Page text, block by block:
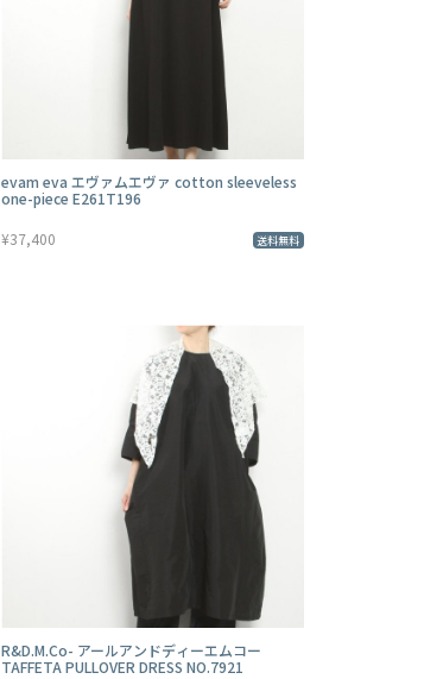
evam eva エヴァムエヴァ cotton sleeveless
one-piece E261T196
¥37,400 送料無料
R&D.M.Co- アールアンドディーエムコー
TAFFETA PULLOVER DRESS NO.7921